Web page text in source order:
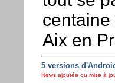
Aix en
5 versions
News ajoutée ou mise à